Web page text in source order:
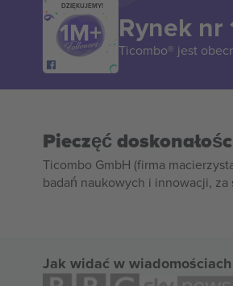
DZIĘKUJEMY!
Rynek nr
Ticombo® jest
Pieczęć
Ticombo GmbH (firma
badań naukowych i innowacji,
Jak widać w wiadomościach